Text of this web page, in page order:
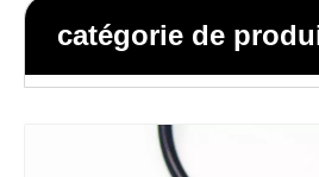
catégorie de